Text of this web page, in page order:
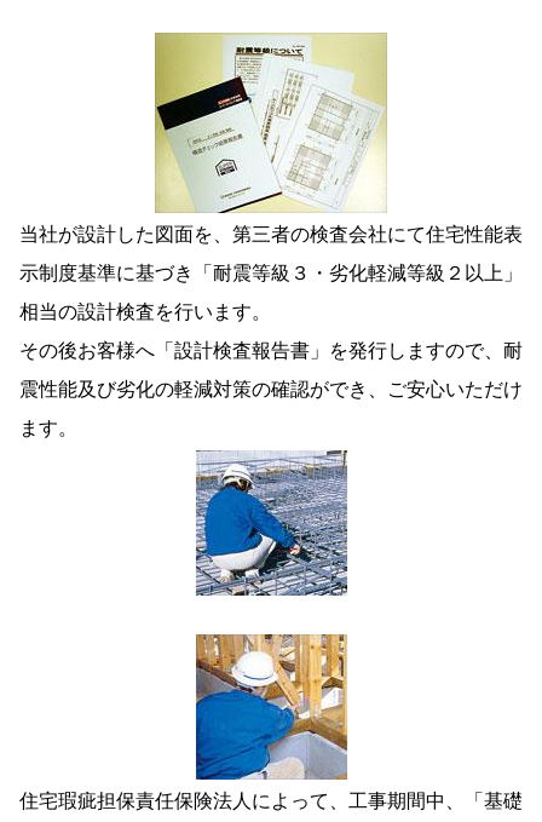
当社が設計した図面を、第三者の検査会社にて住宅性能表
示制度基準に基づき「耐震等級３・劣化軽減等級２以上」
相当の設計検査を行います。
その後お客様へ「設計検査報告書」を発行しますので、耐
震性能及び劣化の軽減対策の確認ができ、ご安心いただけ
ます。
住宅瑕疵担保責任保険法人によって、工事期間中、「基礎